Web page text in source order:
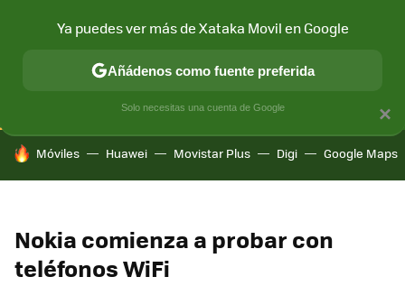
CONECTIVIDAD MÓVIL Y SOCIEDAD APLICACIONES
HOY SE HABLA DE
Móviles Huawei Movistar Plus Digi Google Maps
Nokia comienza a probar con
teléfonos WiFi
×
Ya puedes ver más de Xataka Movil en Google
Añádenos como fuente preferida
Solo necesitas una cuenta de Google